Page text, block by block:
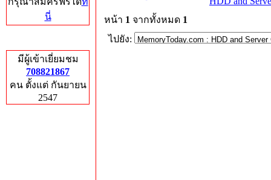
นี่
มีผู้เข้าเยี่ยมชม
708821867
คน ตั้งแต่ กันยายน
2547
หน้า 1 จากทั้งหมด 1
ไปยัง: